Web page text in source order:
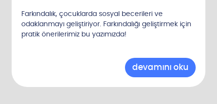
Farkındalık, çocuklarda sosyal becerileri ve
odaklanmayı geliştiriyor. Farkındalığı geliştirmek için
pratik önerilerimiz bu yazımızda!